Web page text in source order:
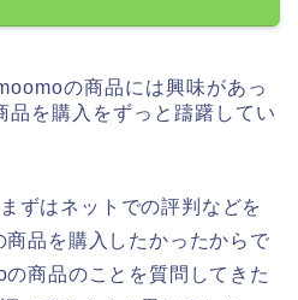
の商品には興味があっ
品を購入をずっと躊躇してい
ずはネットでの評判などを
品を購入したかったからで
商品のことを質問してきた